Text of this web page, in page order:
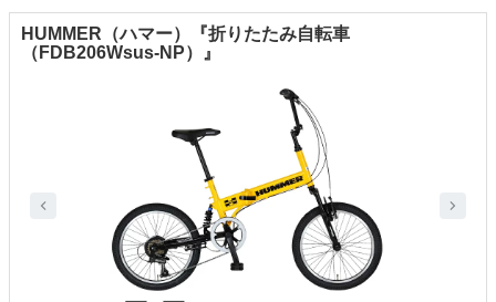
HUMMER（ハマー）『折りたたみ自転車
（FDB206Wsus-NP）』